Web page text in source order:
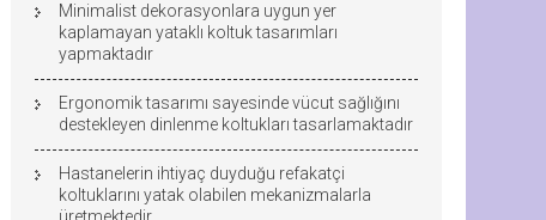
Minimalist dekorasyonlara uygun yer
kaplamayan yataklı koltuk tasarımları
yapmaktadır
Ergonomik tasarımı sayesinde vücut sağlığını
destekleyen dinlenme koltukları tasarlamaktadır
Hastanelerin ihtiyaç duyduğu refakatçi
koltuklarını yatak olabilen mekanizmalarla